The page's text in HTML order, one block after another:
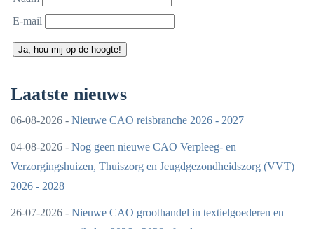
E-mail
Ja, hou mij op de hoogte!
Laatste nieuws
06-08-2026 - Nieuwe CAO reisbranche 2026 - 2027
04-08-2026 - Nog geen nieuwe CAO Verpleeg- en
Verzorgingshuizen, Thuiszorg en Jeugdgezondheidszorg (VVT)
2026 - 2028
26-07-2026 - Nieuwe CAO groothandel in textielgoederen en